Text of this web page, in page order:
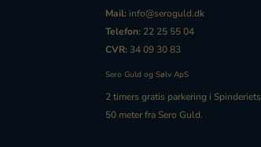
Mail: info@seroguld.dk
Telefon: 22 25 55 04
CVR: 34 09 30 83
Sero Guld og Sølv ApS
2 timers gratis parkering i Spinderiets
50 meter fra Sero Guld.